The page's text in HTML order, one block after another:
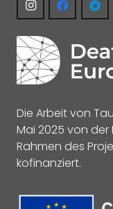
Die Arbeit von
Mai 2025 von der
Rahmen des
kofinanziert.